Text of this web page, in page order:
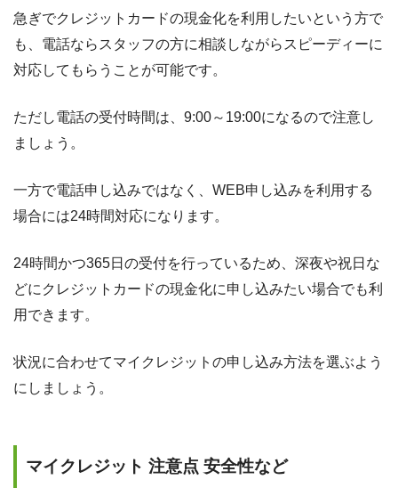
急ぎでクレジットカードの現金化を利用したいという方で
も、電話ならスタッフの方に相談しながらスピーディーに
対応してもらうことが可能です。
ただし電話の受付時間は、9:00～19:00になるので注意し
ましょう。
一方で電話申し込みではなく、WEB申し込みを利用する
場合には24時間対応になります。
24時間かつ365日の受付を行っているため、深夜や祝日な
どにクレジットカードの現金化に申し込みたい場合でも利
用できます。
状況に合わせてマイクレジットの申し込み方法を選ぶよう
にしましょう。
マイクレジット 注意点 安全性など